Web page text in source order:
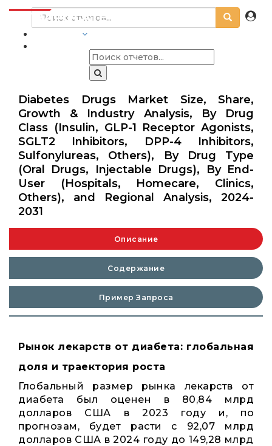
Diabetes Drugs Market Size, Share,
Growth & Industry Analysis, By Drug
Class (Insulin, GLP-1 Receptor Agonists,
SGLT2 Inhibitors, DPP-4 Inhibitors,
Sulfonylureas, Others), By Drug Type
(Oral Drugs, Injectable Drugs), By End-
User (Hospitals, Homecare, Clinics,
Others), and Regional Analysis, 2024-
2031
Описание
Содержание
Пример Запроса
Рынок лекарств от диабета: глобальная
доля и траектория роста
Глобальный размер рынка лекарств от
диабета был оценен в 80,84 млрд
долларов США в 2023 году и, по
прогнозам, будет расти с 92,07 млрд
долларов США в 2024 году до 149,28 млрд